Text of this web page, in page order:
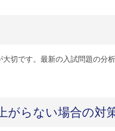
切です。最新の入試問題の分
がらない場合の対